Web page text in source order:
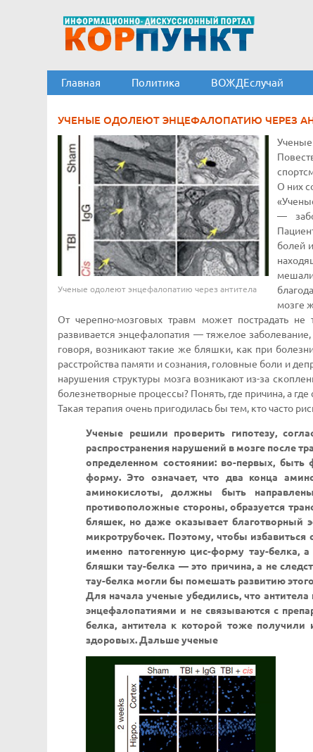
Главная Политика ВОЖДЕслучай
УЧЕНЫЕ ОДОЛЕЮТ ЭНЦЕФАЛОПАТИЮ ЧЕРЕЗ
Ученые одолеют энцефалопатию через антитела
Ученые
О них
—
болей
мозге
От черепно-мозговых травм может пострадать не
развивается энцефалопатия — тяжелое
говоря, возникают такие же бляшки, как при
расстройства памяти и сознания, головные боли и
нарушения структуры мозга возникают из-за
болезнетворные процессы? Понять, где причина, а
Такая терапия очень пригодилась бы тем, кто часто
Ученые решили проверить гипотезу,
распространения нарушений в мозге после
определенном состоянии: во-первых,
форму. Это означает, что два конца
аминокислоты, должны быть
противоположные стороны, образуется
бляшек, но даже оказывает благотворный
микротрубочек. Поэтому, чтобы
именно патогенную цис-форму тау-белка,
бляшки тау-белка — это причина, а не
тау-белка могли бы помешать развитию
Для начала ученые убедились, что
энцефалопатиями и не связываются с
белка, антитела к которой тоже получили
здоровых. Дальше ученые